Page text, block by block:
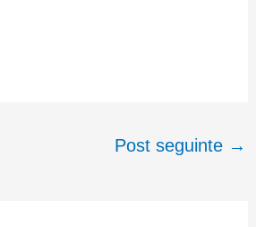
Post seguinte →